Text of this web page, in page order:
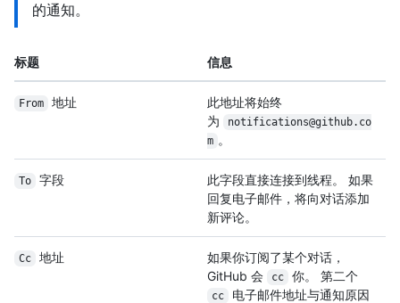
的通知。
标题 信息
From 地址
此地址将始终
为
notifications@github.co
m 。
To 字段
此字段直接连接到线程。 如果
回复电子邮件，将向对话添加
新评论。
Cc 地址
如果你订阅了某个对话，
GitHub 会
cc 你。 第二个
cc
电子邮件地址与通知原因